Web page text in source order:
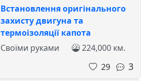
Встановлення оригінального
захисту двигуна та
термоізоляції капота
Своїми руками
224,000 км.
29
3